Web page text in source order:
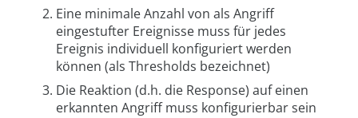
Eine minimale Anzahl von als Angriff
eingestufter Ereignisse muss für jedes
Ereignis individuell konfiguriert werden
können (als Thresholds bezeichnet)
Die Reaktion (d.h. die Response) auf einen
erkannten Angriff muss konfigurierbar sein